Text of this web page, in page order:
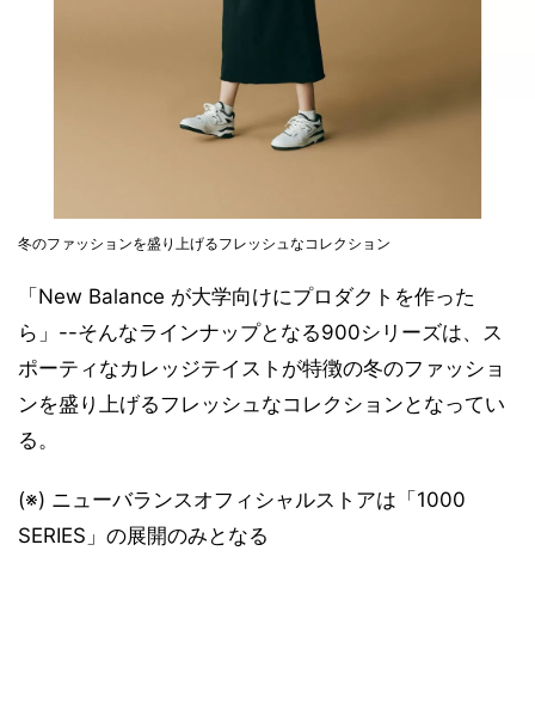
冬のファッションを盛り上げるフレッシュなコレクション
「New Balance が大学向けにプロダクトを作った
ら」--そんなラインナップとなる900シリーズは、ス
ポーティなカレッジテイストが特徴の冬のファッショ
ンを盛り上げるフレッシュなコレクションとなってい
る。
(※) ニューバランスオフィシャルストアは「1000
SERIES」の展開のみとなる